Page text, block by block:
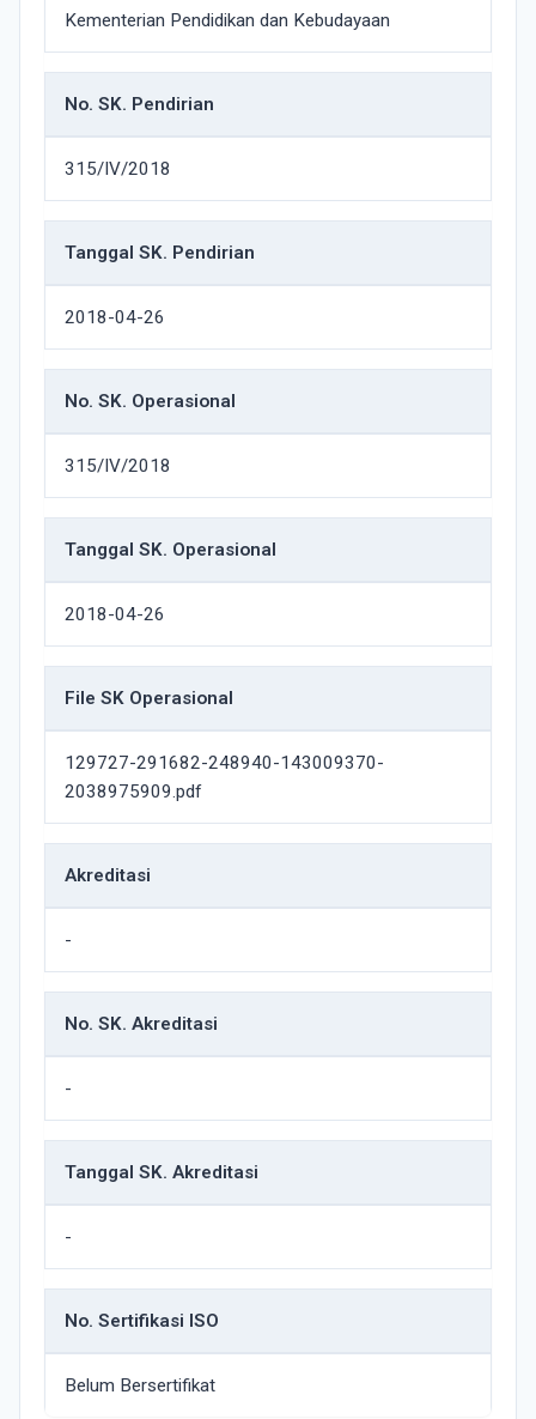
Kementerian Pendidikan dan Kebudayaan
No. SK. Pendirian
315/IV/2018
Tanggal SK. Pendirian
2018-04-26
No. SK. Operasional
315/IV/2018
Tanggal SK. Operasional
2018-04-26
File SK Operasional
129727-291682-248940-143009370-
2038975909.pdf
Akreditasi
-
No. SK. Akreditasi
-
Tanggal SK. Akreditasi
-
No. Sertifikasi ISO
Belum Bersertifikat